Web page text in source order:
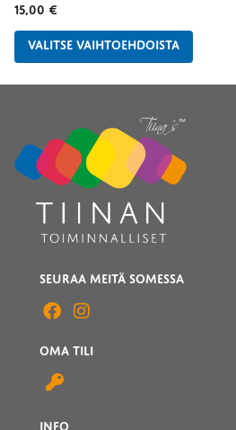
15,00 €
VALITSE VAIHTOEHDOISTA
SEURAA MEITÄ SOMESSA
OMA TILI
INFO